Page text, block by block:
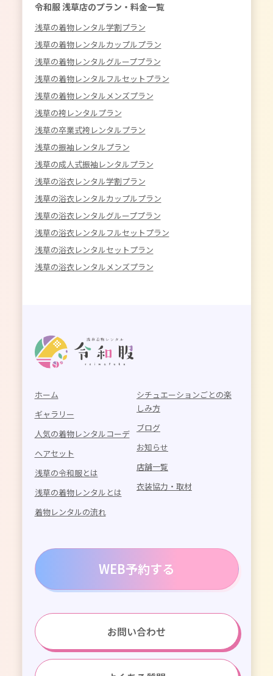
令和服 浅草店のプラン・料金一覧
浅草の着物レンタル学割プラン
浅草の着物レンタルカップルプラン
浅草の着物レンタルグループプラン
浅草の着物レンタルフルセットプラン
浅草の着物レンタルメンズプラン
浅草の袴レンタルプラン
浅草の卒業式袴レンタルプラン
浅草の振袖レンタルプラン
浅草の成人式振袖レンタルプラン
浅草の浴衣レンタル学割プラン
浅草の浴衣レンタルカップルプラン
浅草の浴衣レンタルグループプラン
浅草の浴衣レンタルフルセットプラン
浅草の浴衣レンタルセットプラン
浅草の浴衣レンタルメンズプラン
ホーム
ギャラリー
人気の着物レンタルコーデ
ヘアセット
浅草の令和服とは
浅草の着物レンタルとは
着物レンタルの流れ
シチュエーションごとの楽
しみ方
ブログ
お知らせ
店舗一覧
衣装協力・取材
WEB予約する
お問い合わせ